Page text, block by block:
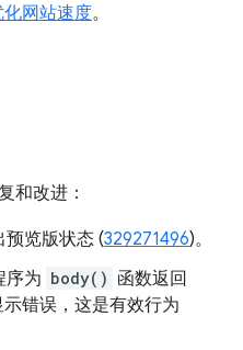
网站速度。
和改进：
预览版状态 (329271496)。
序为 body() 函数返回
错误，这是有效行为